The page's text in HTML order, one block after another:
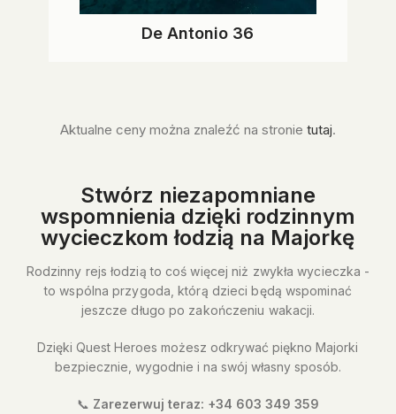
De Antonio 36
Aktualne ceny można znaleźć na stronie tutaj.
Stwórz niezapomniane
wspomnienia dzięki rodzinnym
wycieczkom łodzią na Majorkę
Rodzinny rejs łodzią to coś więcej niż zwykła wycieczka -
to wspólna przygoda, którą dzieci będą wspominać
jeszcze długo po zakończeniu wakacji.
Dzięki Quest Heroes możesz odkrywać piękno Majorki
bezpiecznie, wygodnie i na swój własny sposób.
📞 Zarezerwuj teraz: +34 603 349 359